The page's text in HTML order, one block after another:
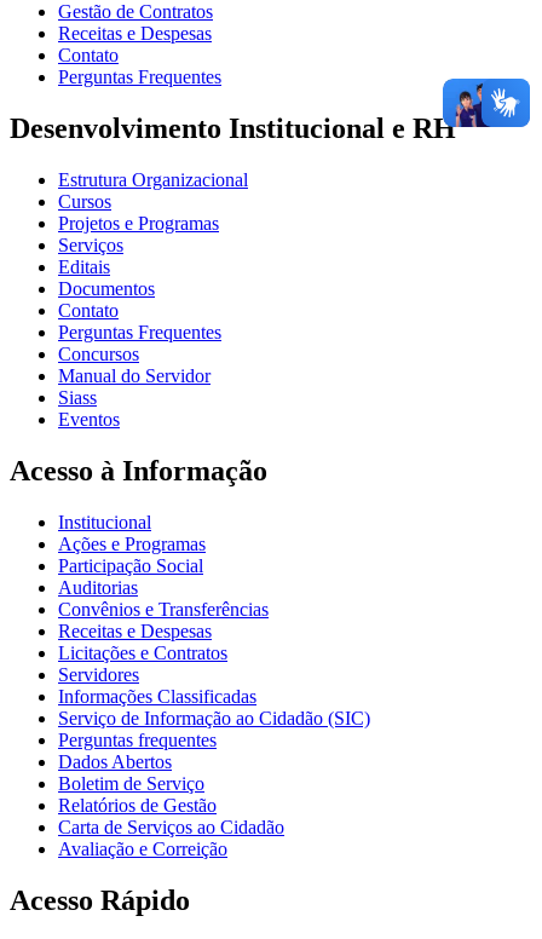
Gestão de Contratos
Receitas e Despesas
Contato
Perguntas Frequentes
Desenvolvimento Institucional e RH
Estrutura Organizacional
Cursos
Projetos e Programas
Serviços
Editais
Documentos
Contato
Perguntas Frequentes
Concursos
Manual do Servidor
Siass
Eventos
Acesso à Informação
Institucional
Ações e Programas
Participação Social
Auditorias
Convênios e Transferências
Receitas e Despesas
Licitações e Contratos
Servidores
Informações Classificadas
Serviço de Informação ao Cidadão (SIC)
Perguntas frequentes
Dados Abertos
Boletim de Serviço
Relatórios de Gestão
Carta de Serviços ao Cidadão
Avaliação e Correição
Acesso Rápido